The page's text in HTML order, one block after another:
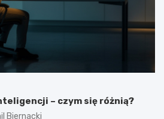
– czym się różnią?
Biernacki